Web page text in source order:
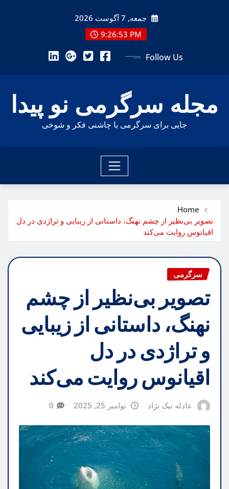
جمعه, 7 آگوست 2026
9:26:54 PM
Follow Us
مجله سرگرمی نو پیدا
جایی برای سرگرمی با چاشنی فکر و شوخی
Home
تصویر بی‌نظیر از چشم نهنگ، داستانی از زیبایی و تراژدی در دل
اقیانوس روایت می‌کند
سرگرمی
تصویر بی‌نظیر از چشم
نهنگ، داستانی از زیبایی
و تراژدی در دل
اقیانوس روایت می‌کند
عادله نیک نژاد نوامبر 25, 2025 0